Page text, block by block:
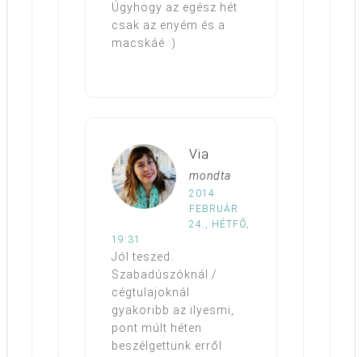
Úgyhogy az egész hét
csak az enyém és a
macskáé :)
Via
mondta
2014.
FEBRUÁR
24., HÉTFŐ,
19:31
Jól teszed.
Szabadúszóknál /
cégtulajoknál
gyakoribb az ilyesmi,
pont múlt héten
beszélgettünk erről